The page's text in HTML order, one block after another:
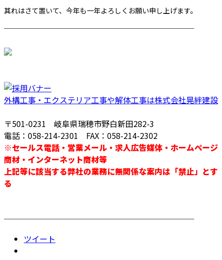
其れはさて置いて、今年も一年よろしくお願い申し上げます。
────────────────────────
外構工事・エクステリア工事や解体工事は株式会社晃絆建設
〒501-0231 岐阜県瑞穂市野白新田282-3
電話：058-214-2301 FAX：058-214-2302
※セールス電話・営業メール・求人広告媒体・ホームページ
商材・インターネット商材等
上記等に該当する弊社の業務に無関係な案内は「禁止」とす
る
────────────────────────
ツイート